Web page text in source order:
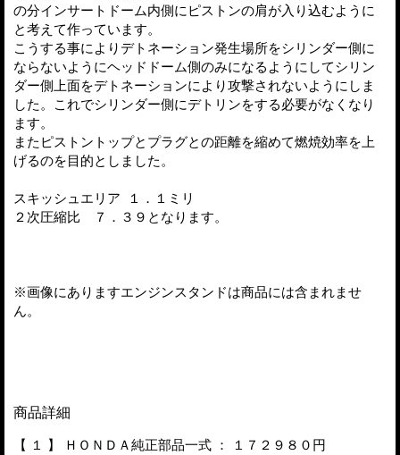
の分インサートドーム内側にピストンの肩が入り込むように
と考えて作っています。
こうする事によりデトネーション発生場所をシリンダー側に
ならないようにヘッドドーム側のみになるようにしてシリン
ダー側上面をデトネーションにより攻撃されないようにしま
した。これでシリンダー側にデトリンをする必要がなくなり
ます。
またピストントップとプラグとの距離を縮めて燃焼効率を上
げるのを目的としました。
スキッシュエリア １．１ミリ
２次圧縮比 ７．３９となります。
※画像にありますエンジンスタンドは商品には含まれませ
ん。
商品詳細
【 １ 】 ＨＯＮＤＡ純正部品一式 ： １７２９８０円